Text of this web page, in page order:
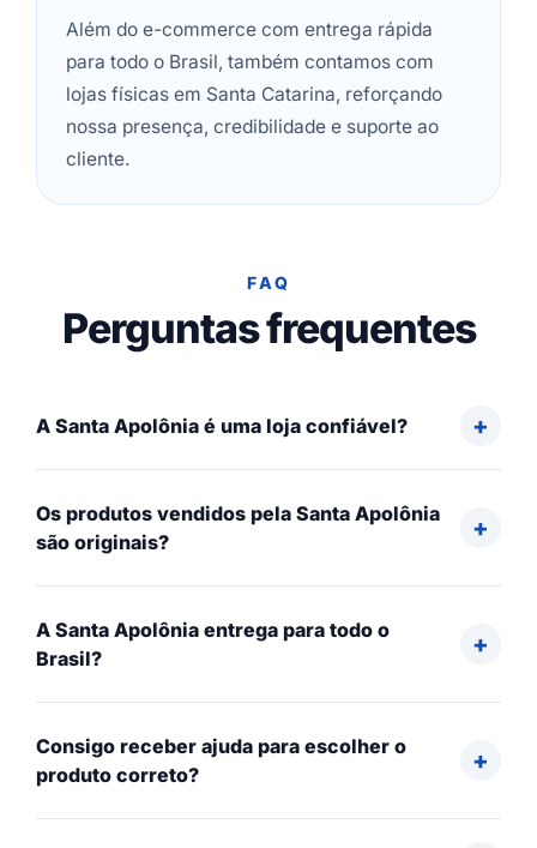
Além do e-commerce com entrega rápida
para todo o Brasil, também contamos com
lojas físicas em Santa Catarina, reforçando
nossa presença, credibilidade e suporte ao
cliente.
FAQ
Perguntas frequentes
A Santa Apolônia é uma loja confiável?
Os produtos vendidos pela Santa Apolônia
são originais?
A Santa Apolônia entrega para todo o
Brasil?
Consigo receber ajuda para escolher o
produto correto?